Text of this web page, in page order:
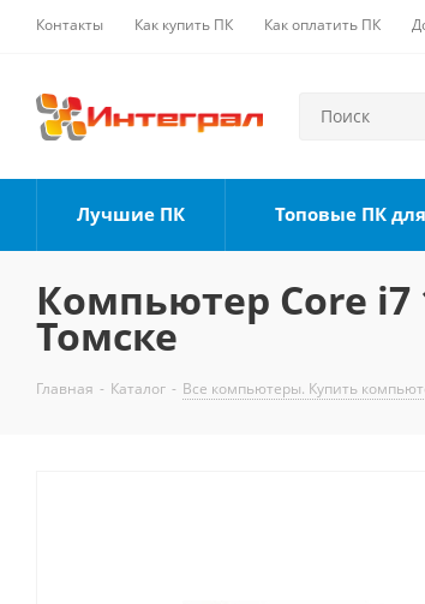
Контакты Как купить ПК Как оплатить ПК
Лучшие ПК Топовые ПК
Компьютер Core i7
Томске
Главная - Каталог - Все компьютеры. Купить